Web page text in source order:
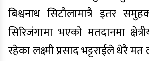
बिश्वनाथ सिटौलामात्रै इतर
सिरिजंगामा भएको मतदानमा
रहेका लक्ष्मी प्रसाद भट्टराईले धेरै